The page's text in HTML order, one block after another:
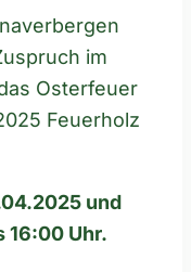
im
Osterfeuer
Feuerholz
und
16:00 Uhr.